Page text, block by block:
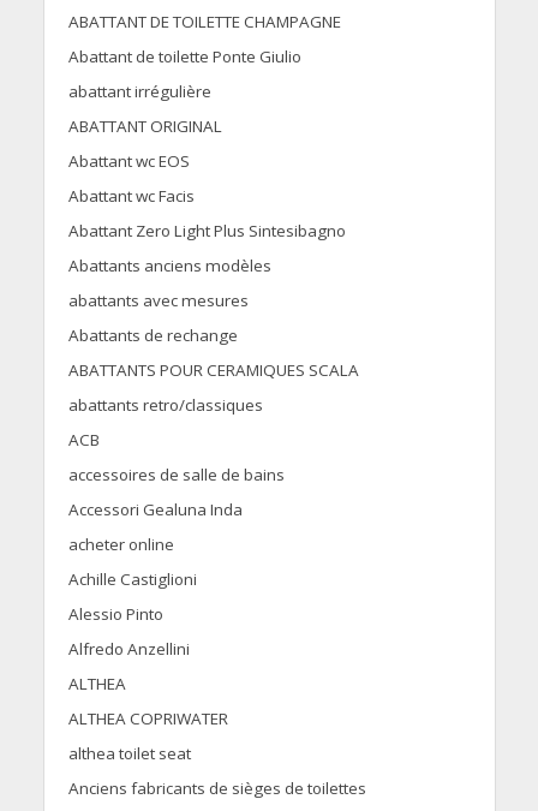
ABATTANT DE TOILETTE CHAMPAGNE
Abattant de toilette Ponte Giulio
abattant irrégulière
ABATTANT ORIGINAL
Abattant wc EOS
Abattant wc Facis
Abattant Zero Light Plus Sintesibagno
Abattants anciens modèles
abattants avec mesures
Abattants de rechange
ABATTANTS POUR CERAMIQUES SCALA
abattants retro/classiques
ACB
accessoires de salle de bains
Accessori Gealuna Inda
acheter online
Achille Castiglioni
Alessio Pinto
Alfredo Anzellini
ALTHEA
ALTHEA COPRIWATER
althea toilet seat
Anciens fabricants de sièges de toilettes